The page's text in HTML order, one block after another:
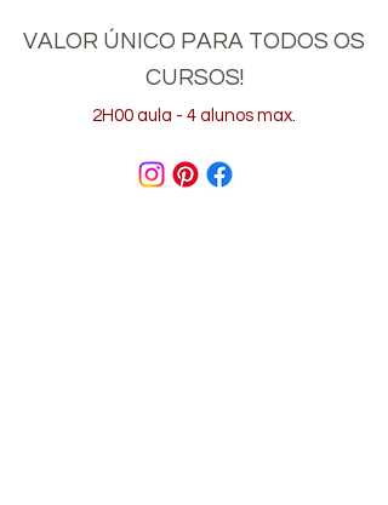
VALOR ÚNICO PARA TODOS OS
CURSOS!
2H00 aula - 4 alunos max.